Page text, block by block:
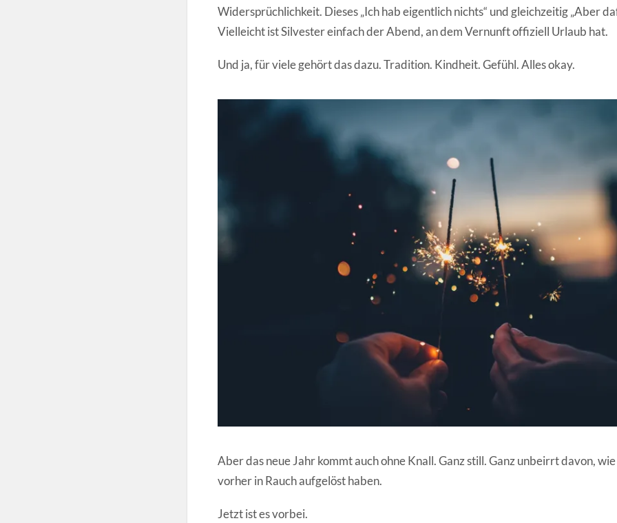
Widersprüchlichkeit. Dieses „Ich hab eigentlich nichts“ und gleichzeitig „Aber
Vielleicht ist Silvester einfach der Abend, an dem Vernunft offiziell Urlaub hat.
Und ja, für viele gehört das dazu. Tradition. Kindheit. Gefühl. Alles okay.
Aber das neue Jahr kommt auch ohne Knall. Ganz still. Ganz unbeirrt davon,
vorher in Rauch aufgelöst haben.
Jetzt ist es vorbei.